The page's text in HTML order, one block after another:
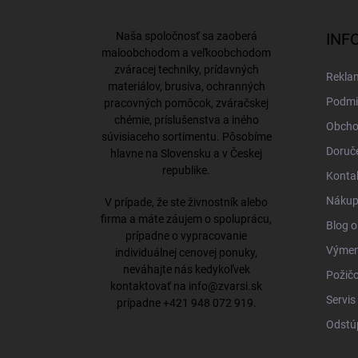
Naša spoločnosť sa zaoberá
maloobchodom a veľkoobchodom
zváracej techniky, prídavných
materiálov, brusiva, ochranných
pracovných pomôcok, zváračskej
chémie, príslušenstva a iného
súvisiaceho sortimentu. Pôsobíme
hlavne na Slovensku a v Českej
republike.
V prípade, že ste živnostník alebo
firma a máte záujem o spoluprácu,
prípadne o vypracovanie
individuálnej cenovej ponuky,
neváhajte nás kedykoľvek
kontaktovať na info@zvarsi.sk
prípadne +421 948 072 919
Blog
Servis